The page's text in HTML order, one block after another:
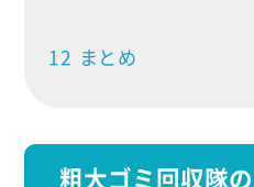
12 まとめ
粗大ゴミ回収隊